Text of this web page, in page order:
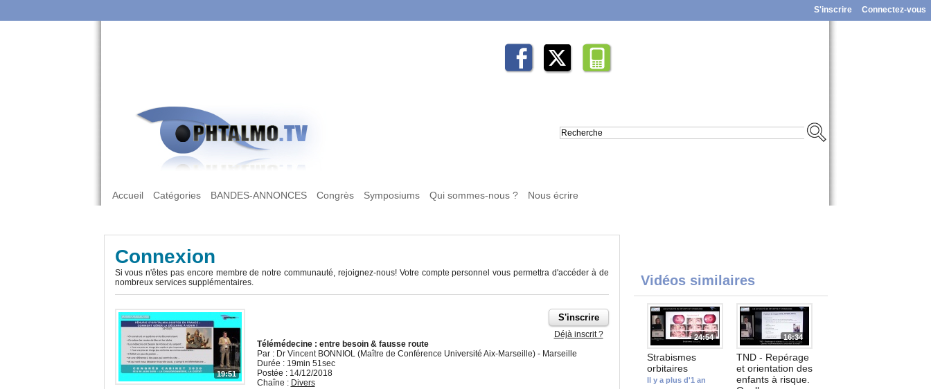
Connectez-vous
S'inscrire
Accueil Catégories BANDES-ANNONCES Congrès Symposiums Qui sommes-nous ? Nous écrire
Vidéos similaires
24:54
Strabismes
orbitaires
Il y a plus d'1 an
16:34
TND - Repérage
et orientation des
enfants à risque.
Connexion
Si vous n'êtes pas encore membre de notre communauté, rejoignez-nous! Votre compte personnel vous permettra d'accéder à de
nombreux services supplémentaires.
Déjà inscrit ?
19:51
Télémédecine : entre besoin & fausse route
Par : Dr Vincent BONNIOL (Maître de Conférence Université Aix-Marseille) - Marseille
Durée : 19min 51sec
Postée : 14/12/2018
Chaîne : Divers